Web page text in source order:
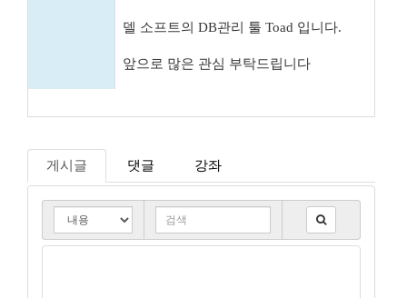
델 소프트의 DB관리 툴 Toad 입니다.
앞으로 많은 관심 부탁드립니다
게시글 댓글 강좌